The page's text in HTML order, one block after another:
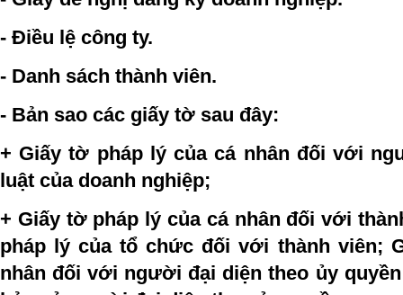
- Điều lệ công ty.
- Danh sách thành viên.
- Bản sao các giấy tờ sau đây:
+ Giấy tờ pháp lý của cá nhân đối với
luật của doanh nghiệp;
+ Giấy tờ pháp lý của cá nhân đối với
pháp lý của tổ chức đối với thành viên;
nhân đối với người đại diện theo ủy